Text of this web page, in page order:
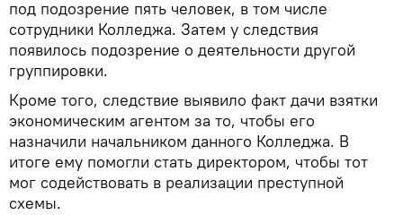
под подозрение пять человек, в том числе
сотрудники Колледжа. Затем у следствия
появилось подозрение о деятельности другой
группировки.
Кроме того, следствие выявило факт дачи взятки
экономическим агентом за то, чтобы его
назначили начальником данного Колледжа. В
итоге ему помогли стать директором, чтобы тот
мог содействовать в реализации преступной
схемы.